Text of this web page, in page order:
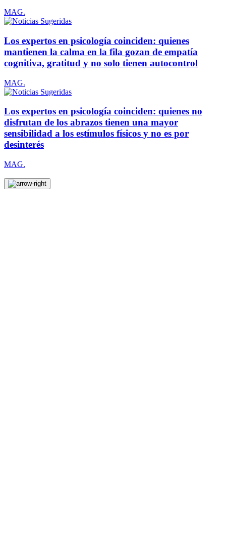
MAG.
Los expertos en psicología coinciden: quienes
mantienen la calma en la fila gozan de empatía
cognitiva, gratitud y no solo tienen autocontrol
MAG.
Los expertos en psicología coinciden: quienes no
disfrutan de los abrazos tienen una mayor
sensibilidad a los estímulos físicos y no es por
desinterés
MAG.